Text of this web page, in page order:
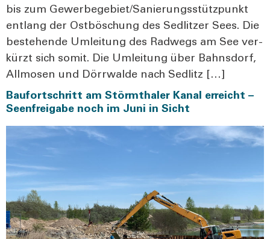
bis zum Gewerbegebiet/Sanierungsstützpunkt
ent­lang der Ost­bö­schung des Sedlit­zer Sees. Die
bestehen­de Umlei­tung des Rad­wegs am See ver­
kürzt sich somit. Die Umlei­tung über Bahn­s­dorf,
All­mo­sen und Dörr­wal­de nach Sedlitz […]
Baufortschritt am Störmthaler Kanal erreicht –
Seenfreigabe noch im Juni in Sicht